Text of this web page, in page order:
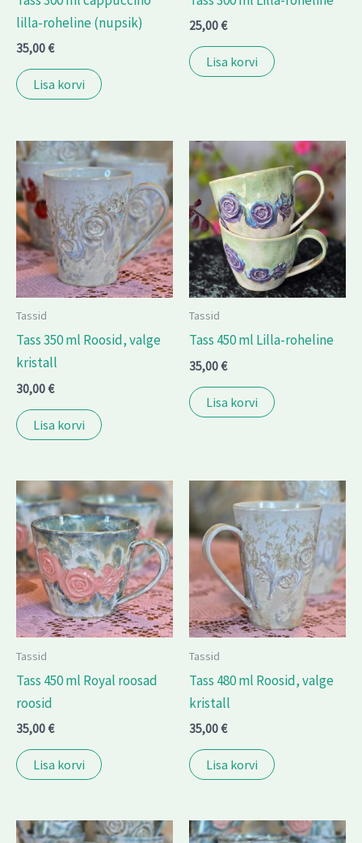
lilla-roheline (nupsik)
35,00€
Lisa korvi
25,00€
Lisa korvi
Tassid
Tass 350 ml Roosid, valge
kristall
30,00€
Lisa korvi
Tassid
Tass 450 ml Lilla-roheline
35,00€
Lisa korvi
Tassid
Tass 450 ml Royal roosad
roosid
35,00€
Lisa korvi
Tassid
Tass 480 ml Roosid, valge
kristall
35,00€
Lisa korvi